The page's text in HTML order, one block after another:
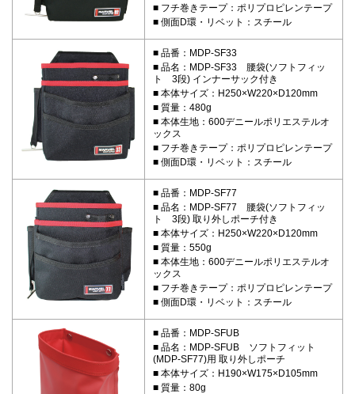
フチ巻きテープ：ポリプロピレンテープ
側面D環・リベット：スチール
品番：MDP-SF33
品名：MDP-SF33 腰袋(ソフトフィッ
ト 3段) インナーサック付き
本体サイズ：H250×W220×D120mm
質量：480g
本体生地：600デニールポリエステルオ
ックス
フチ巻きテープ：ポリプロピレンテープ
側面D環・リベット：スチール
品番：MDP-SF77
品名：MDP-SF77 腰袋(ソフトフィッ
ト 3段) 取り外しポーチ付き
本体サイズ：H250×W220×D120mm
質量：550g
本体生地：600デニールポリエステルオ
ックス
フチ巻きテープ：ポリプロピレンテープ
側面D環・リベット：スチール
品番：MDP-SFUB
品名：MDP-SFUB ソフトフィット
(MDP-SF77)用 取り外しポーチ
本体サイズ：H190×W175×D105mm
質量：80g